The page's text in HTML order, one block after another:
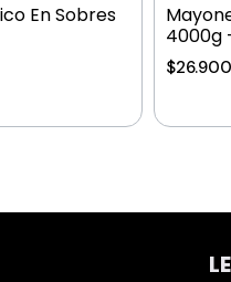
En Sobres
4000g
$26.900